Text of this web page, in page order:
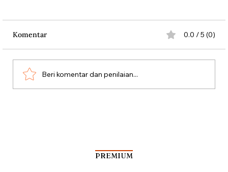
Kasus Penipuan Raja Komputer
Komentar 0.0 / 5 (0)
Beri komentar dan penilaian...
PREMIUM